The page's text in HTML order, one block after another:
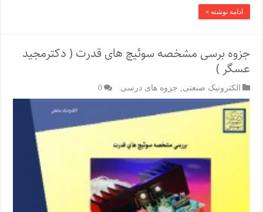
ادامه نوشته »
جزوه برسی مشخصه سوئیچ های قدرت ( دکترمجید
عسگر )
الکترونیک صنعتی جزوه های درسی 0